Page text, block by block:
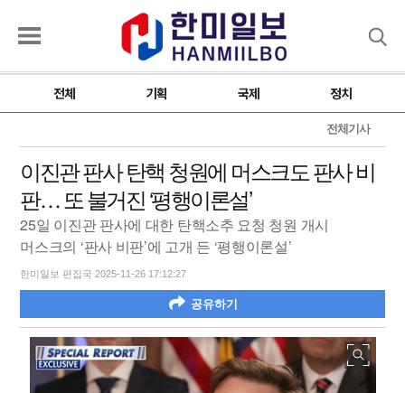
전체 기획 국제 정치
전체기사
이진관 판사 탄핵 청원에 머스크도 판사 비
판… 또 불거진 ‘평행이론설’
25일 이진관 판사에 대한 탄핵소추 요청 청원 개시
머스크의 ‘판사 비판’에 고개 든 ‘평행이론설’
한미일보 편집국 2025-11-26 17:12:27
공유하기